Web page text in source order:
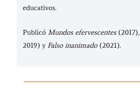
educativos.
Publicó Mundos efervescentes(2017),
2019) yFalso inanimado(2021).